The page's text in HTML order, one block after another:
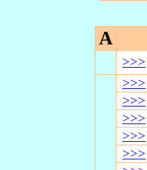
A
>>>
>>>
>>>
>>>
>>>
>>>